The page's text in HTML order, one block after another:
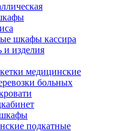
шкафы кассира
и изделия
медицинские
больных
подкатные